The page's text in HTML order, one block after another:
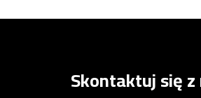
Skontaktuj się